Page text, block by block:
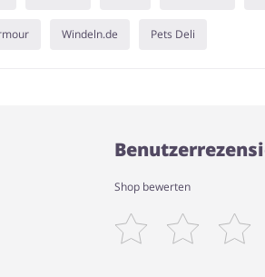
Windeln.de Pets Deli
Shop bewerten